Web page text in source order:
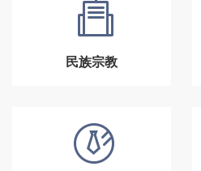
民族宗教